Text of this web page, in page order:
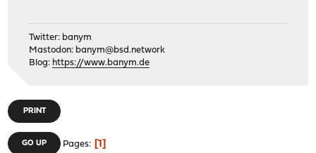
Twitter: banym
Mastodon: banym@bsd.network
Blog: https://www.banym.de
PRINT
GO UP Pages 1